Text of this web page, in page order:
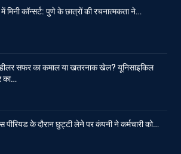
में मिनी कॉन्सर्ट: पुणे के छात्रों की रचनात्मकता ने…
सफर का कमाल या खतरनाक खेल? यूनिसाइकिल
का…
पीरियड के दौरान छुट्टी लेने पर कंपनी ने कर्मचारी को…